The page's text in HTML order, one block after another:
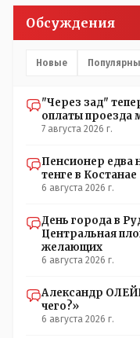
Обсуждения
Новые
"Через зад"
оплаты проезда
7 августа 2026 г.
Пенсионер едва
тенге в Костанае
6 августа 2026 г.
День города в
Центральная
желающих
6 августа 2026 г.
Александр
чего?»
6 августа 2026 г.